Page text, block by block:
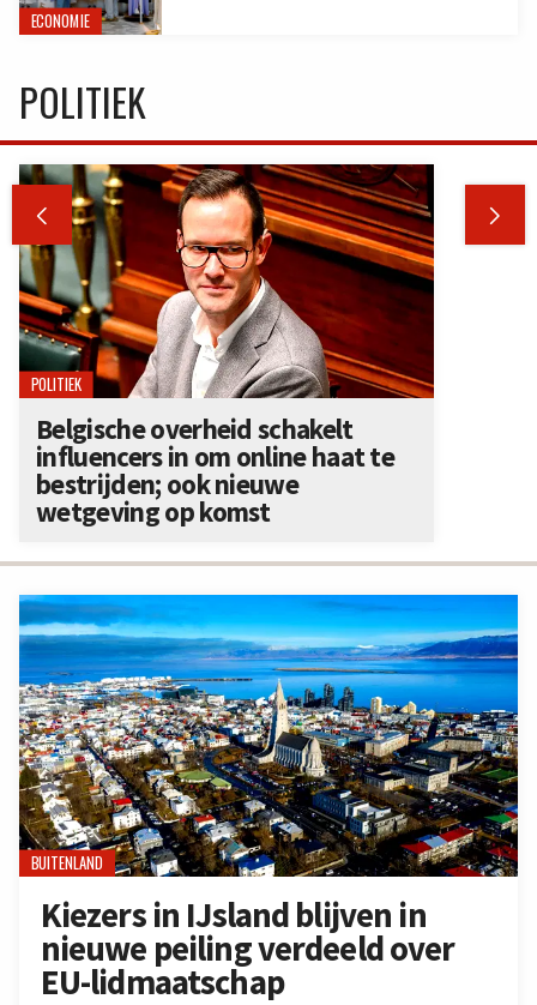
ECONOMIE
BUITENLAND
Kiezers in IJsland blijven in
nieuwe peiling verdeeld over
EU-lidmaatschap
POLITIEK
 
POLITIEK
Belgische overheid schakelt
influencers in om online haat te
bestrijden; ook nieuwe
wetgeving op komst